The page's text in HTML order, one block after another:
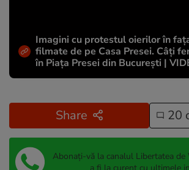
Imagini cu protestul oierilor în
filmate de pe Casa Presei. Câți
în Piața Presei din București |
Share 20
Abonați-vă la canalul Libertatea